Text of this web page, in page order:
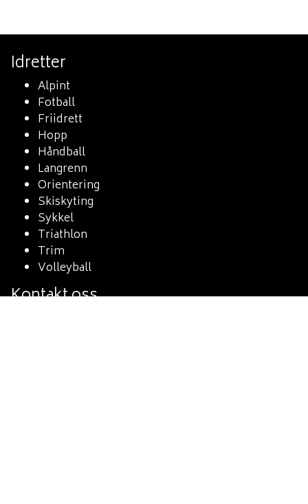
Idretter
Alpint
Fotball
Friidrett
Hopp
Håndball
Langrenn
Orientering
Skiskyting
Sykkel
Triathlon
Trim
Volleyball
Kontakt oss